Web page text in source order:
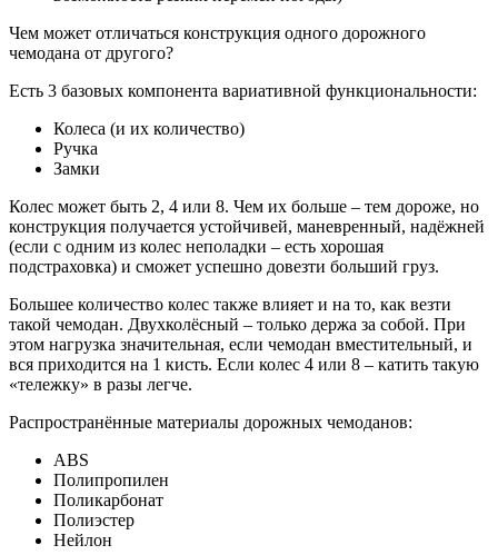
Чем может отличаться конструкция одного дорожного
чемодана от другого?
Есть 3 базовых компонента вариативной функциональности:
Колеса (и их количество)
Ручка
Замки
Колес может быть 2, 4 или 8. Чем их больше – тем дороже, но
конструкция получается устойчивей, маневренный, надёжней
(если с одним из колес неполадки – есть хорошая
подстраховка) и сможет успешно довезти больший груз.
Большее количество колес также влияет и на то, как везти
такой чемодан. Двухколёсный – только держа за собой. При
этом нагрузка значительная, если чемодан вместительный, и
вся приходится на 1 кисть. Если колес 4 или 8 – катить такую
«тележку» в разы легче.
Распространённые материалы дорожных чемоданов:
ABS
Полипропилен
Поликарбонат
Полиэстер
Нейлон